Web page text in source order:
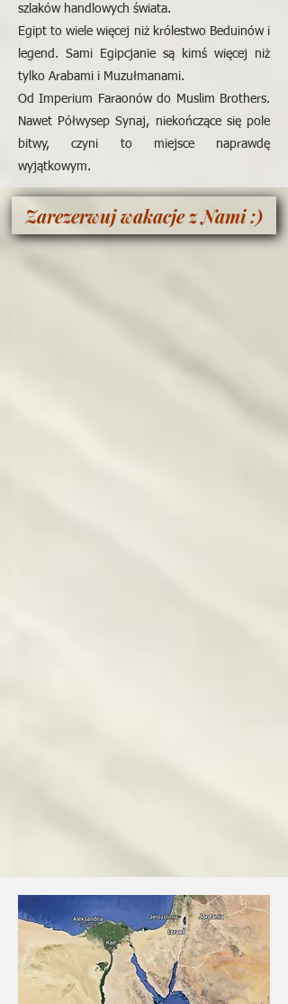
szlaków handlowych świata.
Egipt to wiele więcej niż królestwo Beduinów i
legend. Sami Egipcjanie są kimś więcej niż
tylko Arabami i Muzułmanami.
Od Imperium Faraonów do Muslim Brothers.
Nawet Półwysep Synaj, niekończące się pole
bitwy, czyni to miejsce naprawdę
wyjątkowym.
Zarezerwuj wakacje z Nami :)